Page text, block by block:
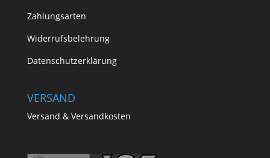
Zahlungsarten
Widerrufsbelehrung
Datenschutzerklärung
VERSAND
Versand & Versandkosten